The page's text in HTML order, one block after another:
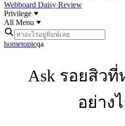
Webboard Daisy Review
Privilege
All Menu
hometopicqa
Ask รอยสิว
อย่าง